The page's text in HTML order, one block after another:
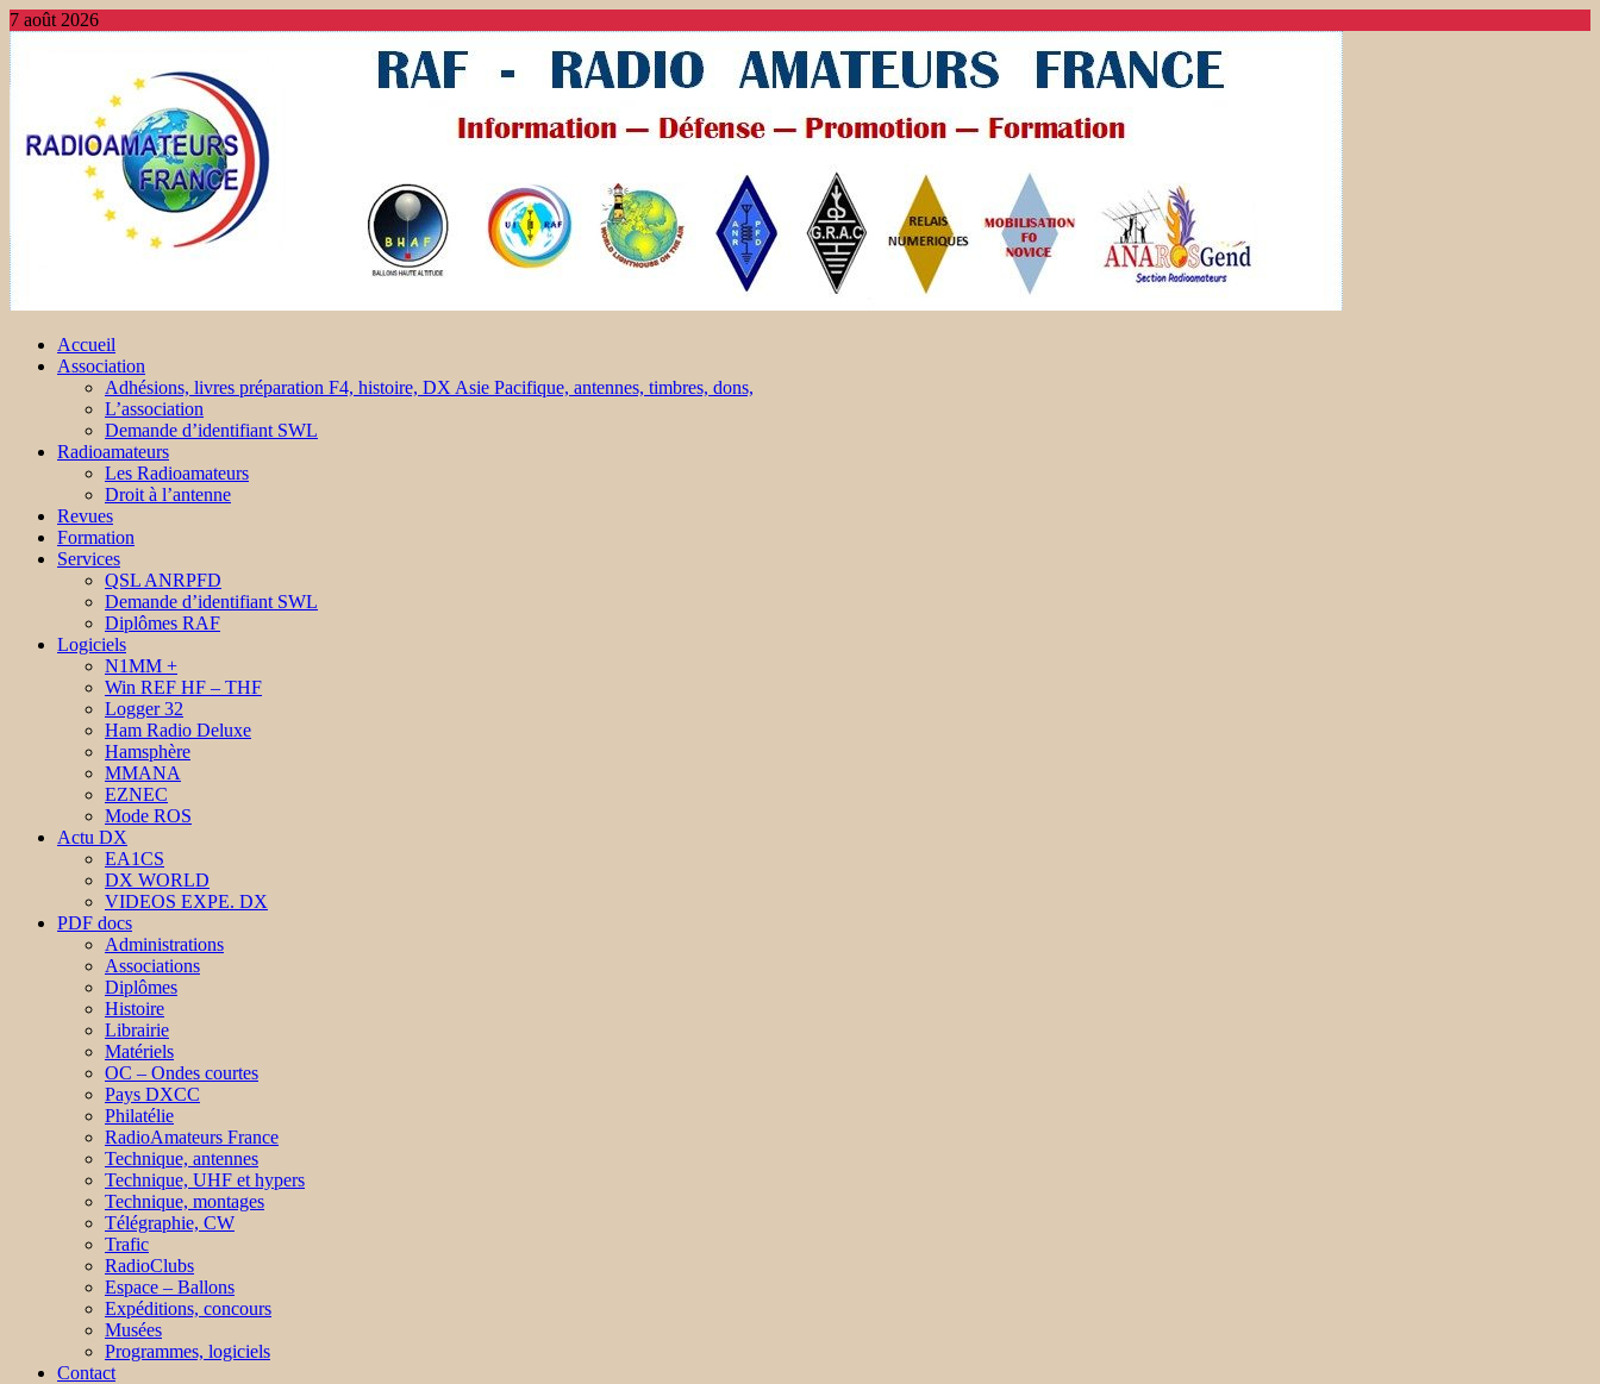
7 août 2026
Accueil
Association
Adhésions, livres préparation F4, histoire, DX Asie Pacifique, antennes, timbres, dons,
L’association
Demande d’identifiant SWL
Radioamateurs
Les Radioamateurs
Droit à l’antenne
Revues
Formation
Services
QSL ANRPFD
Demande d’identifiant SWL
Diplômes RAF
Logiciels
N1MM +
Win REF HF – THF
Logger 32
Ham Radio Deluxe
Hamsphère
MMANA
EZNEC
Mode ROS
Actu DX
EA1CS
DX WORLD
VIDEOS EXPE. DX
PDF docs
Administrations
Associations
Diplômes
Histoire
Librairie
Matériels
OC – Ondes courtes
Pays DXCC
Philatélie
RadioAmateurs France
Technique, antennes
Technique, UHF et hypers
Technique, montages
Télégraphie, CW
Trafic
RadioClubs
Espace – Ballons
Expéditions, concours
Musées
Programmes, logiciels
Contact